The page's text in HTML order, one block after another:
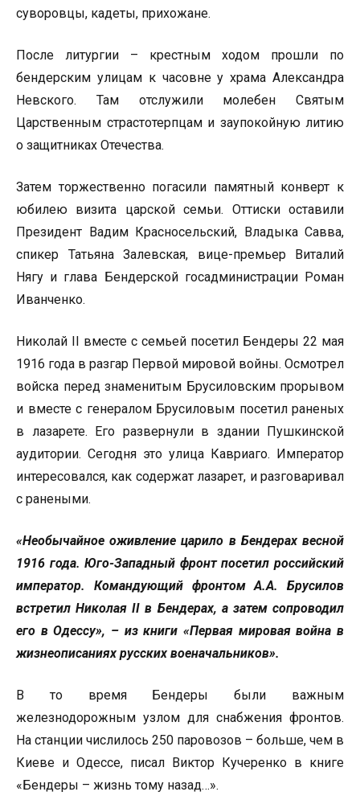
суворовцы, кадеты, прихожане.
После литургии – крестным ходом прошли по
бендерским улицам к часовне у храма Александра
Невского. Там отслужили молебен Святым
Царственным страстотерпцам и заупокойную литию
о защитниках Отечества.
Затем торжественно погасили памятный конверт к
юбилею визита царской семьи. Оттиски оставили
Президент Вадим Красносельский, Владыка Савва,
спикер Татьяна Залевская, вице-премьер Виталий
Нягу и глава Бендерской госадминистрации Роман
Иванченко.
Николай II вместе с семьей посетил Бендеры 22 мая
1916 года в разгар Первой мировой войны. Осмотрел
войска перед знаменитым Брусиловским прорывом
и вместе с генералом Брусиловым посетил раненых
в лазарете. Его развернули в здании Пушкинской
аудитории. Сегодня это улица Кавриаго. Император
интересовался, как содержат лазарет, и разговаривал
с ранеными.
«Необычайное оживление царило в Бендерах весной
1916 года. Юго-Западный фронт посетил российский
император. Командующий фронтом А.А. Брусилов
встретил НиколаяII в Бендерах, а затем сопроводил
его в Одессу», – из книги «Первая мировая война в
жизнеописаниях русских военачальников».
В то время Бендеры были важным
железнодорожным узлом для снабжения фронтов.
На станции числилось 250 паровозов – больше, чем в
Киеве и Одессе, писал Виктор Кучеренко в книге
«Бендеры – жизнь тому назад…».